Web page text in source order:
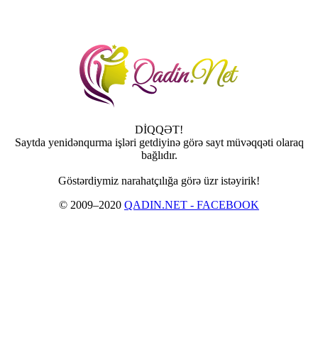
DİQQƏT!
Saytda yenidənqurma işləri getdiyinə görə sayt müvəqqəti olaraq
bağlıdır.
Göstərdiymiz narahatçılığa görə üzr istəyirik!
© 2009–2020 QADIN.NET - FACEBOOK